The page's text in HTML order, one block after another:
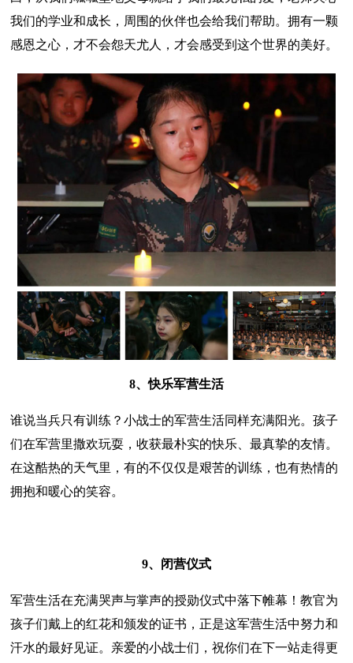
我们的学业和成长，周围的伙伴也会给我们帮助。拥有一颗
感恩之心，才不会怨天尤人，才会感受到这个世界的美好。
8、快乐军营生活
谁说当兵只有训练？小战士的军营生活同样充满阳光。孩子
们在军营里撒欢玩耍，收获最朴实的快乐、最真挚的友情。
在这酷热的天气里，有的不仅仅是艰苦的训练，也有热情的
拥抱和暖心的笑容。
9、闭营仪式
军营生活在充满哭声与掌声的授勋仪式中落下帷幕！教官为
孩子们戴上的红花和颁发的证书，正是这军营生活中努力和
汗水的最好见证。亲爱的小战士们，祝你们在下一站走得更